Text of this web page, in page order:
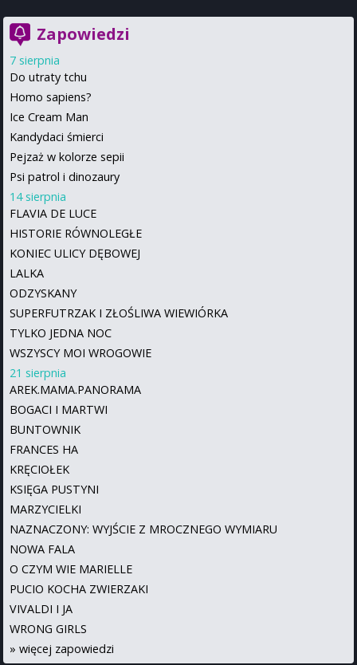
Zapowiedzi
7 sierpnia
Do utraty tchu
Homo sapiens?
Ice Cream Man
Kandydaci śmierci
Pejzaż w kolorze sepii
Psi patrol i dinozaury
14 sierpnia
FLAVIA DE LUCE
HISTORIE RÓWNOLEGŁE
KONIEC ULICY DĘBOWEJ
LALKA
ODZYSKANY
SUPERFUTRZAK I ZŁOŚLIWA WIEWIÓRKA
TYLKO JEDNA NOC
WSZYSCY MOI WROGOWIE
21 sierpnia
AREK.MAMA.PANORAMA
BOGACI I MARTWI
BUNTOWNIK
FRANCES HA
KRĘCIOŁEK
KSIĘGA PUSTYNI
MARZYCIELKI
NAZNACZONY: WYJŚCIE Z MROCZNEGO WYMIARU
NOWA FALA
O CZYM WIE MARIELLE
PUCIO KOCHA ZWIERZAKI
VIVALDI I JA
WRONG GIRLS
» więcej zapowiedzi